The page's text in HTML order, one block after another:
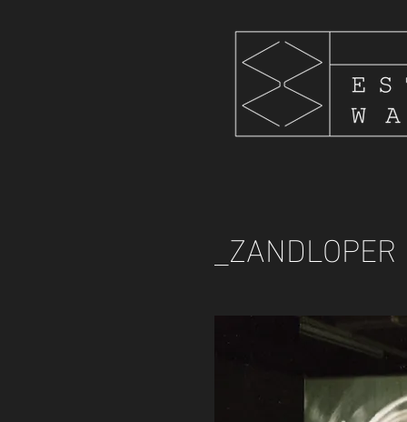
_ZANDLOPER